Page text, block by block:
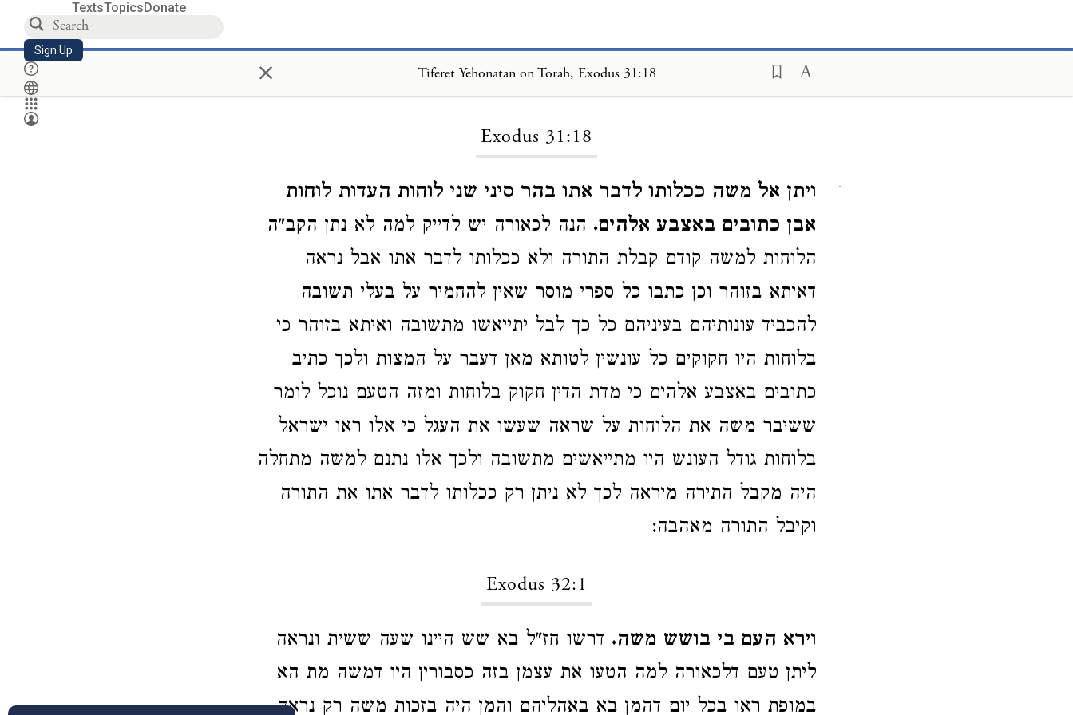
TextsTopicsDonate
Sign Up × Tiferet Yehonatan on Torah, Exodus 31:18
Exodus 31:18
1
ויתן אל משה ככלותו לדבר אתו בהר סיני שני לוחות העדות לוחות
אבן כתובים באצבע אלהים. הנה לכאורה יש לדייק למה לא נתן הקב"ה
הלוחות למשה קודם קבלת התורה ולא ככלותו לדבר אתו אבל נראה
דאיתא בזוהר וכן כתבו כל ספרי מוסר שאין להחמיר על בעלי תשובה
להכביד עונותיהם בעיניהם כל כך לבל יתייאשו מתשובה ואיתא בזוהר כי
בלוחות היו חקוקים כל עונשין לטותא מאן דעבר על המצות ולכך כתיב
כתובים באצבע אלהים כי מדת הדין חקוק בלוחות ומזה הטעם נוכל לומר
ששיבר משה את הלוחות על שראה שעשו את העגל כי אלו ראו ישראל
בלוחות גודל העונש היו מתייאשים מתשובה ולכך אלו נתנם למשה מתחלה
היה מקבל התירה מיראה לכך לא ניתן רק ככלותו לדבר אתו את התורה
וקיבל התורה מאהבה:
Exodus 32:1
1 וירא העם בי בושש משה. דרשו חז"ל בא שש היינו שעה ששית ונראה
ליתן טעם דלכאורה למה הטעו את עצמן בזה כסבורין היו דמשה מת הא
במופת ראו בכל יום דהמן בא באהליהם והמן היה בזכות משה רק נראה